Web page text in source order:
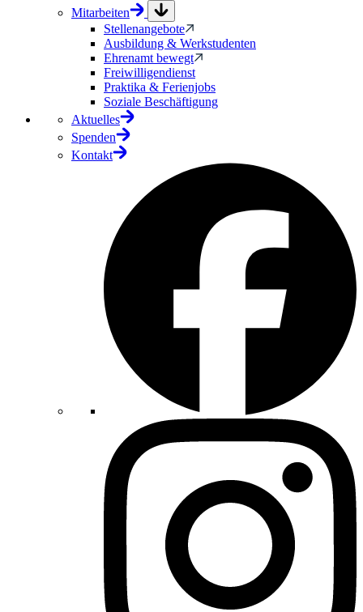
Mitarbeiten
Stellenangebote
Ausbildung & Werkstudenten
Ehrenamt bewegt
Freiwilligendienst
Praktika & Ferienjobs
Soziale Beschäftigung
Aktuelles
Spenden
Kontakt